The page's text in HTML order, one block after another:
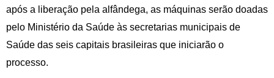
após a liberação pela alfândega, as máquinas serão doadas
pelo Ministério da Saúde às secretarias municipais de
Saúde das seis capitais brasileiras que iniciarão o
processo.